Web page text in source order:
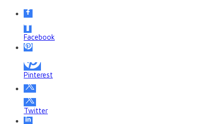
Facebook
Pinterest
Twitter